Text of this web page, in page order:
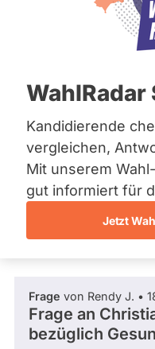
Bremen
Hamburg
Nordrhein-
Saarland
Sachsen
Sachsen-
Sachsen-
Schleswig-
Thüringen
Archiv
Kandidierende
vergleichen,
Mit unserem
gut informiert für
Jetzt
Dieser Politiker hat
zukünftiges Mandat
Direktandidatur auf
Wahlliste werden bei
Die Fragefunktion
derzeit nicht aktiv.
Politiker:innen
aktiven
oder
Mandaten
können
Fragen
Frage von Rendy J. •
Frage an
bezüglich